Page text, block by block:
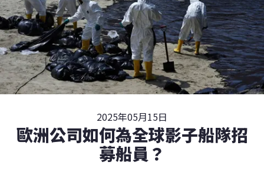
2025年05月15日
歐洲公司如何為全球影子船隊招
募船員？